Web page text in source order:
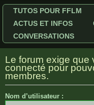
TUTOS POUR FFLM
ACTUS ET INFOS
CONVERSATIONS
Le forum exige que
connecté pour
membres.
Nom d’utilisateur :